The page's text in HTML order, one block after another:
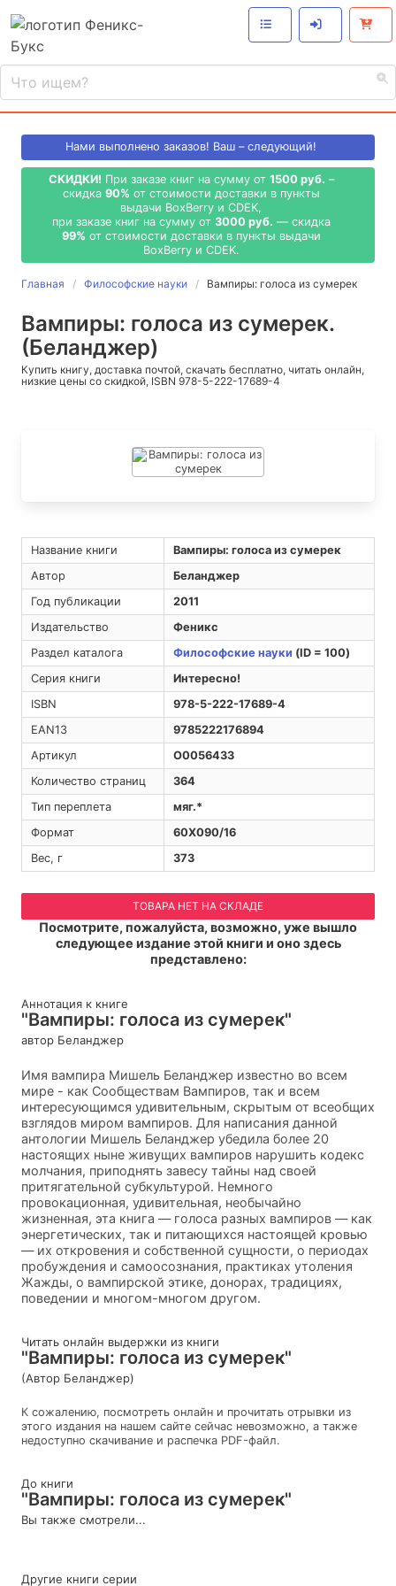
Нами выполнено заказов! Ваш – следующий!
СКИДКИ! При заказе книг на сумму от 1500 руб. –
скидка 90% от стоимости доставки в пункты
выдачи BoxBerry и CDEK,
при заказе книг на сумму от 3000 руб. — скидка
99% от стоимости доставки в пункты выдачи
BoxBerry и CDEK.
Главная Философские науки Вампиры: голоса из сумерек
Вампиры: голоса из сумерек.
(Беланджер)
Купить книгу, доставка почтой, скачать бесплатно, читать онлайн,
низкие цены со скидкой, ISBN 978-5-222-17689-4
Название книги
Вампиры: голоса из сумерек
Автор
Беланджер
Год публикации
2011
Издательство
Феникс
Раздел каталога
Философские науки (ID = 100)
Серия книги
Интересно!
ISBN
978-5-222-17689-4
EAN13
9785222176894
Артикул
O0056433
Количество страниц
364
Тип переплета
мяг.*
Формат
60Х090/16
Вес, г
373
ТОВАРА НЕТ НА СКЛАДЕ
Посмотрите, пожалуйста, возможно, уже вышло
следующее издание этой книги и оно здесь
представлено:
Аннотация к книге
"Вампиры: голоса из сумерек"
автор Беланджер
Имя вампира Мишель Беланджер известно во всем
мире - как Сообществам Вампиров, так и всем
интересующимся удивительным, скрытым от всеобщих
взглядов миром вампиров. Для написания данной
антологии Мишель Беланджер убедила более 20
настоящих ныне живущих вампиров нарушить кодекс
молчания, приподнять завесу тайны над своей
притягательной субкультурой. Немного
провокационная, удивительная, необычайно
жизненная, эта книга — голоса разных вампиров — как
энергетических, так и питающихся настоящей кровью
— их откровения и собственной сущности, о периодах
пробуждения и самоосознания, практиках утоления
Жажды, о вампирской этике, донорах, традициях,
поведении и многом-многом другом.
Читать онлайн выдержки из книги
"Вампиры: голоса из сумерек"
(Автор Беланджер)
К сожалению, посмотреть онлайн и прочитать отрывки из
этого издания на нашем сайте сейчас невозможно, а также
недоступно скачивание и распечка PDF-файл.
До книги
"Вампиры: голоса из сумерек"
Вы также смотрели...
Другие книги серии